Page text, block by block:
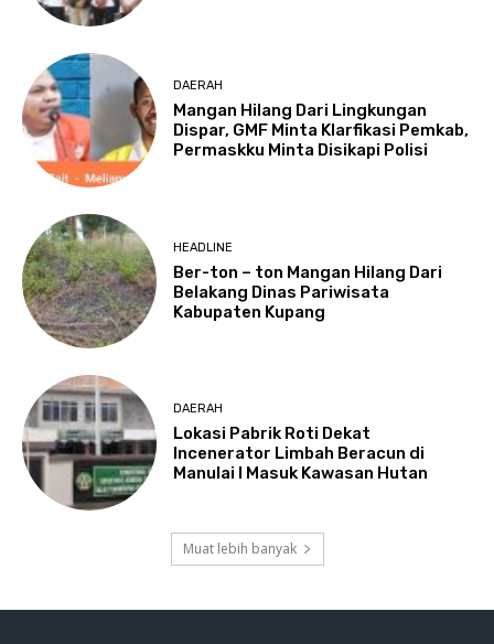
DAERAH
Mangan Hilang Dari Lingkungan
Dispar, GMF Minta Klarfikasi Pemkab,
Permaskku Minta Disikapi Polisi
HEADLINE
Ber-ton – ton Mangan Hilang Dari
Belakang Dinas Pariwisata
Kabupaten Kupang
DAERAH
Lokasi Pabrik Roti Dekat
Incenerator Limbah Beracun di
Manulai I Masuk Kawasan Hutan
Muat lebih banyak